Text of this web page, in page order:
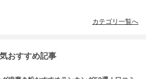
カテゴリ一覧へ
おすすめ記事